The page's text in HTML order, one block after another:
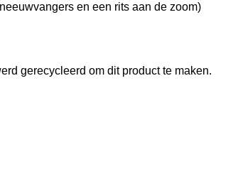
en een rits aan de zoom)
gerecycleerd om dit product te maken.